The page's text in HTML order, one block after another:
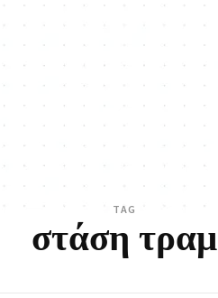
TAG
στάση τραμ